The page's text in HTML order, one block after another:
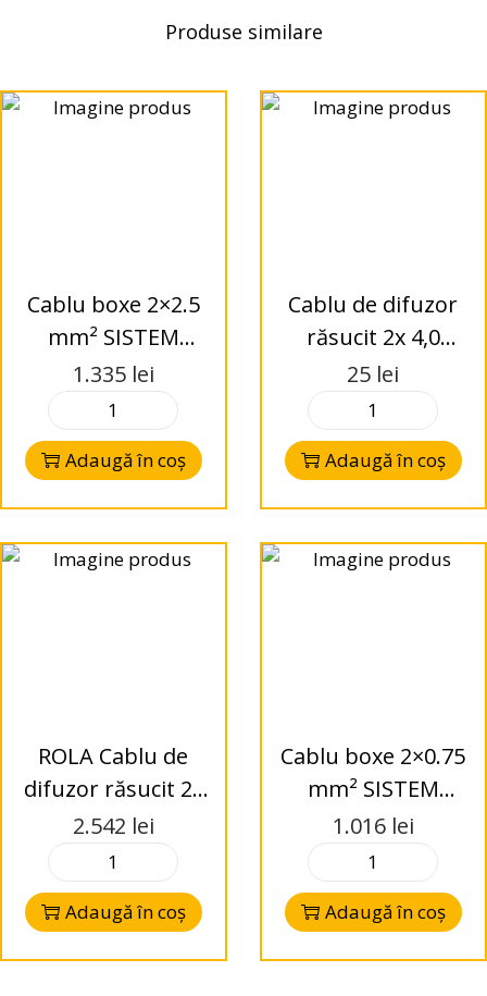
Produse similare
Cablu boxe 2×2.5
mm² SISTEM
AUDIO HIGH-END
Cablu difuzor
suprafață
finamoale foarte
flexibilă 99.9%
calita
1.335 lei
Adaugă în coș
Cablu de difuzor
răsucit 2x 4,0
mm²x1m Audio
System Z-TSC
4.0BK/RD
25 lei
Adaugă în coș
ROLA Cablu de
difuzor răsucit 2x
4,0 mm²x100m
Audio System Z-
TSC 4.0BK/RD
2.542 lei
Adaugă în coș
Cablu boxe 2×0.75
mm² SISTEM
AUDIO HIGH-END
Cablu difuzor
suprafață
finamoale foarte
flexibilă 99.9%
1.016 lei
Adaugă în coș